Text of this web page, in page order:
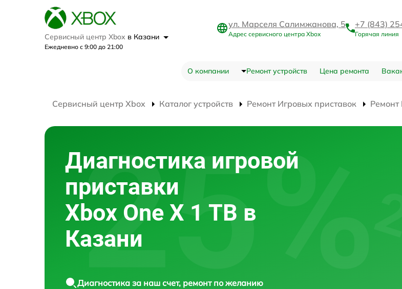
Сервисный центр Xbox в Казани
Ежедневно с 9:00 до 21:00
ул. Марселя Салимжанова, 5
Адрес сервисного центра Xbox
+7 (843)
Горячая линия
О компании Ремонт устройств Цена ремонта
Сервисный центр Xbox Каталог устройств Ремонт Игровых приставок Ремонт
Диагностика игровой
приставки
Xbox One X 1 TB в
Казани
Диагностика за наш счет, ремонт по желанию